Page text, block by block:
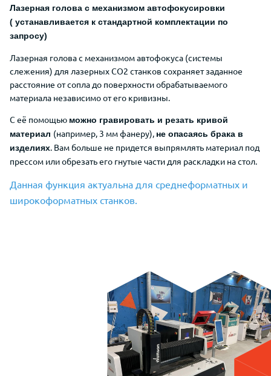
Лазерная голова с механизмом автофокусировки
( устанавливается к стандартной комплектации по
запросу)
Лазерная голова с механизмом автофокуса (системы
слежения) для лазерных CO2 станков сохраняет заданное
расстояние от сопла до поверхности обрабатываемого
материала независимо от его кривизны.
С её помощью можно гравировать и резать кривой
материал (например, 3 мм фанеру), не опасаясь брака в
изделиях. Вам больше не придется выпрямлять материал под
прессом или обрезать его гнутые части для раскладки на стол.
Данная функция актуальна для среднеформатных и
широкоформатных станков.